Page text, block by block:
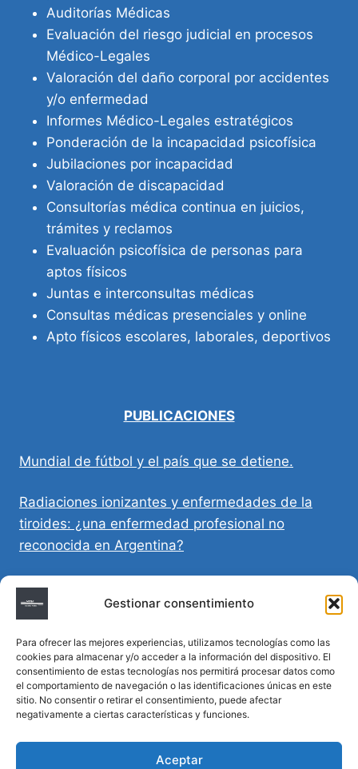
Gestionar consentimiento
Para ofrecer las mejores experiencias, utilizamos tecnologías como las
cookies para almacenar y/o acceder a la información del dispositivo. El
consentimiento de estas tecnologías nos permitirá procesar datos como
el comportamiento de navegación o las identificaciones únicas en este
sitio. No consentir o retirar el consentimiento, puede afectar
negativamente a ciertas características y funciones.
Aceptar
Auditorías Médicas
Evaluación del riesgo judicial en procesos
Médico-Legales
Valoración del daño corporal por accidentes
y/o enfermedad
Informes Médico-Legales estratégicos
Ponderación de la incapacidad psicofísica
Jubilaciones por incapacidad
Valoración de discapacidad
Consultorías médica continua en juicios,
trámites y reclamos
Evaluación psicofísica de personas para
aptos físicos
Juntas e interconsultas médicas
Consultas médicas presenciales y online
Apto físicos escolares, laborales, deportivos
PUBLICACIONES
Mundial de fútbol y el país que se detiene.
Radiaciones ionizantes y enfermedades de la
tiroides: ¿una enfermedad profesional no
reconocida en Argentina?
Directivas Médicas Anticipadas en Córdoba:
requisitos, registro y validez legal
Sumar vida a los años: decálogo para un
envejecimiento saludable
Determinación de la hora de muerte en